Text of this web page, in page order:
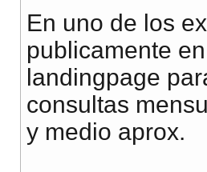
En uno de los
publicamente
landingpage
consultas
y medio aprox.